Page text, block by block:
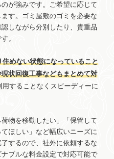
が強みです。ご希望に応じて
す。ゴミ屋敷のゴミを必要な
しながら分別したり、貴重品
。
めない状態になっていること
状回復工事などもまとめて対
することなくスピーディーに
物を移動したい」「保管して
ほしい」など幅広いニーズに
するので、社外に依頼するな
ブルな料金設定で対応可能で